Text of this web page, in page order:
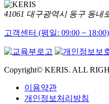
41061 대구광역시 동구 동내
고객센터 (평일: 09:00 ~ 18:00)
Copyright© KERIS. ALL
이용약관
개인정보처리방침